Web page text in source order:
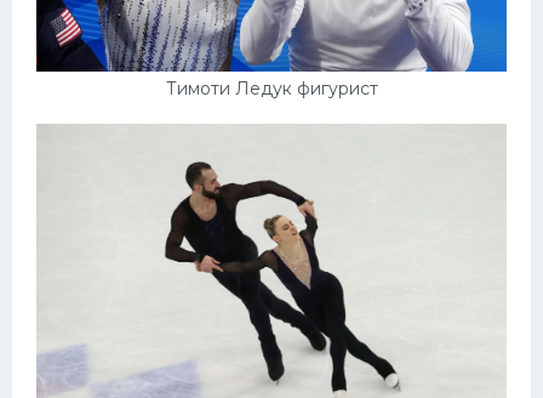
Тимоти Ледук фигурист